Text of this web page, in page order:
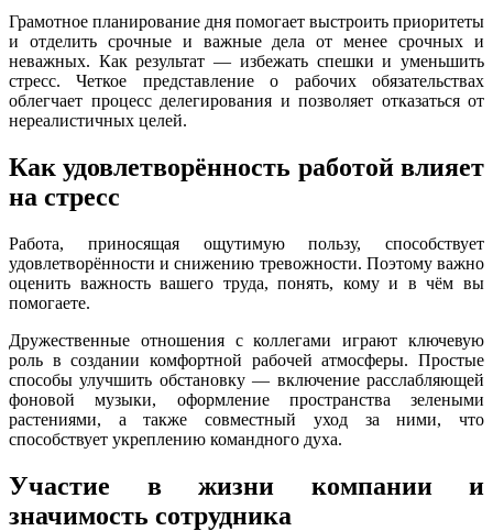
услуги
80-30
599-880
Грамотное планирование дня помогает выстроить приоритеты
и отделить срочные и важные дела от менее срочных и
неважных. Как результат — избежать спешки и уменьшить
стресс. Четкое представление о рабочих обязательствах
облегчает процесс делегирования и позволяет отказаться от
нереалистичных целей.
Как удовлетворённость работой влияет
на стресс
Работа, приносящая ощутимую пользу, способствует
удовлетворённости и снижению тревожности. Поэтому важно
оценить важность вашего труда, понять, кому и в чём вы
помогаете.
Дружественные отношения с коллегами играют ключевую
роль в создании комфортной рабочей атмосферы. Простые
способы улучшить обстановку — включение расслабляющей
фоновой музыки, оформление пространства зелеными
растениями, а также совместный уход за ними, что
способствует укреплению командного духа.
Участие в жизни компании и
значимость сотрудника